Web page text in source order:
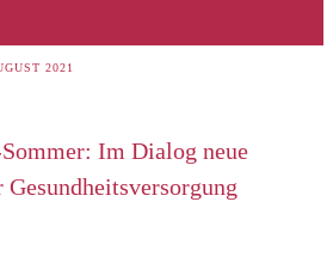
2021
Im Dialog neue